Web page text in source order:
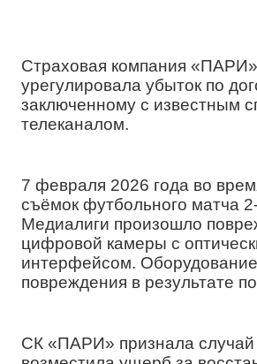
Страховая компания «ПАРИ»
урегулировала убыток по
заключенному с известным
телеканалом.
7 февраля 2026 года во
съёмок футбольного матча
Медиалиги произошло
цифровой камеры с
интерфейсом.
повреждения в результате
СК «ПАРИ» признала